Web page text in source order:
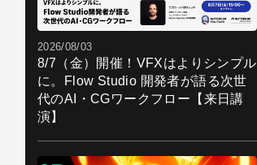
2026/08/03
8/7（金）開催！VFXはよりシンプル
に。Flow Studio 開発者が語る次世
代のAI・CGワークフロー【来日講
演】